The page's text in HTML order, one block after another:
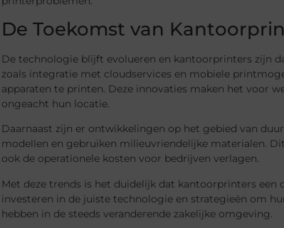
De Toekomst van
De technologie blijft evolueren en kantoorprinters zijn
zoals integratie met cloudservices en mobiele
apparaten te printen. Deze innovaties maken het voor
ongeacht hun locatie.
Daarnaast zijn er ontwikkelingen op het gebied van
modellen en gebruiken milieuvriendelijke materialen.
ook de operationele kosten voor bedrijven verlagen.
Met deze trends is het duidelijk dat kantoorprinters
investeren in de juiste technologie en strategieën om
hebben in de steeds veranderende zakelijke omgeving.